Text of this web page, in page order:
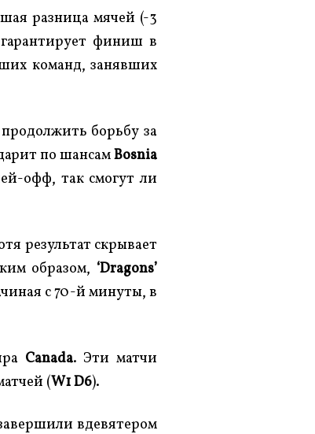
разница мячей (-3
финиш в
команд, занявших
борьбу за
по шансамBosnia
офф, так смогут ли
результат скрывает
образом, ‘Dragons’
с 70-й минуты, в
Canada. Эти матчи
(W1 D6).
вдевятером